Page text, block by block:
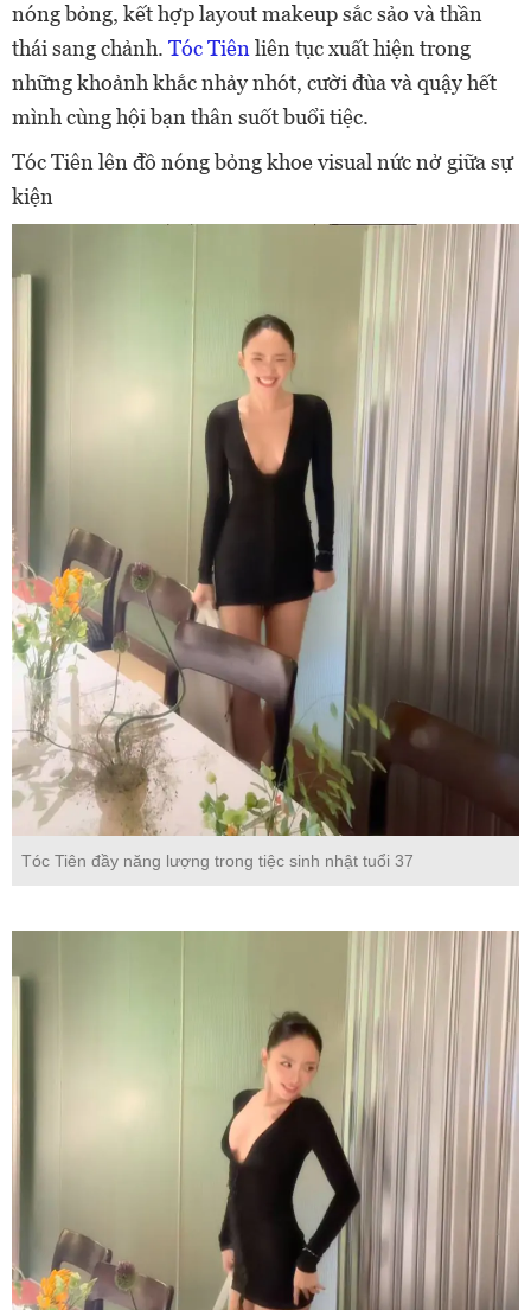
nóng bỏng, kết hợp layout makeup sắc sảo và thần
thái sang chảnh. Tóc Tiên liên tục xuất hiện trong
những khoảnh khắc nhảy nhót, cười đùa và quậy hết
mình cùng hội bạn thân suốt buổi tiệc.
Tóc Tiên lên đồ nóng bỏng khoe visual nức nở giữa sự
kiện
Tóc Tiên đầy năng lượng trong tiệc sinh nhật tuổi 37